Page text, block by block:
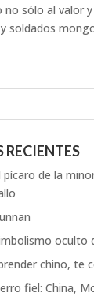
no sólo al valor
soldados
RECIENTES
de la
oculto
chino, te
fiel: China,